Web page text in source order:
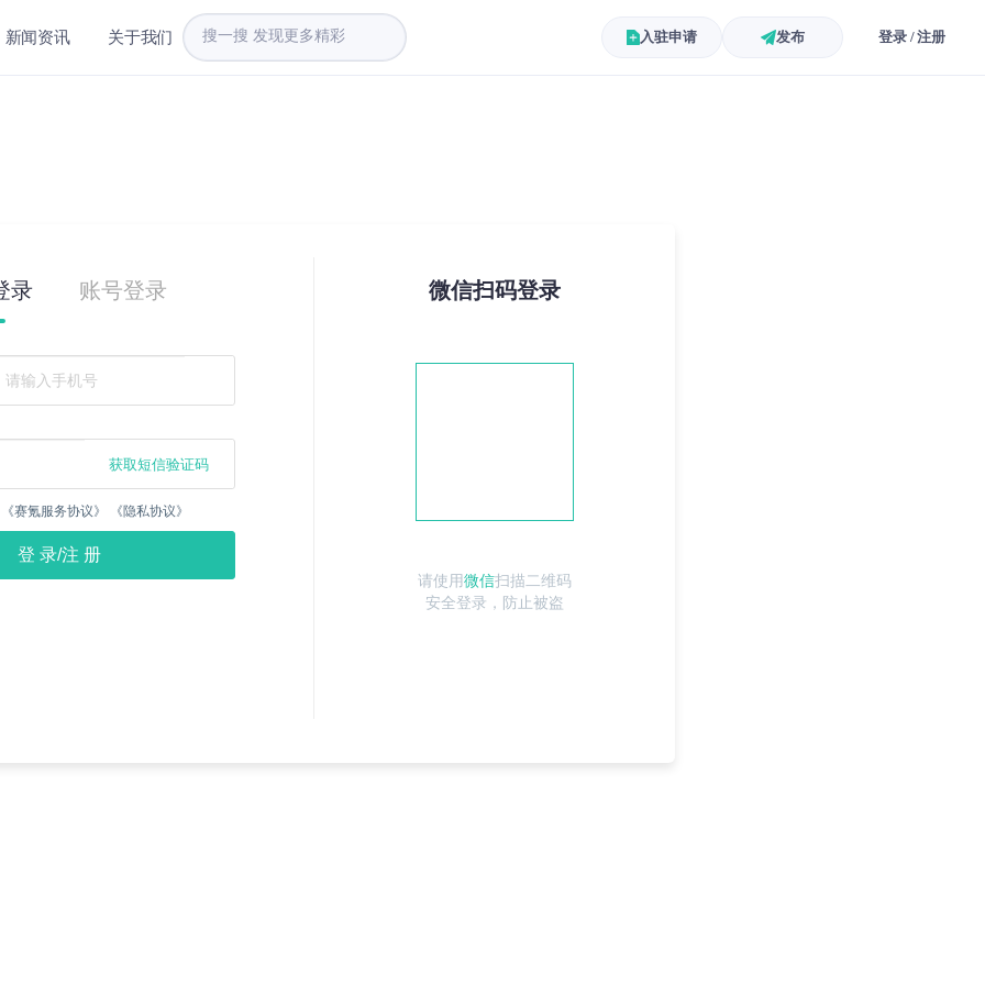
新闻资讯 关于我们 入驻申请 发布 登录 / 注册
录 账号登录
获取短信验证码
《赛氪服务协议》 《隐私协议》
微信扫码登录
请使用 微信扫描二维码
安全登录，防止被盗